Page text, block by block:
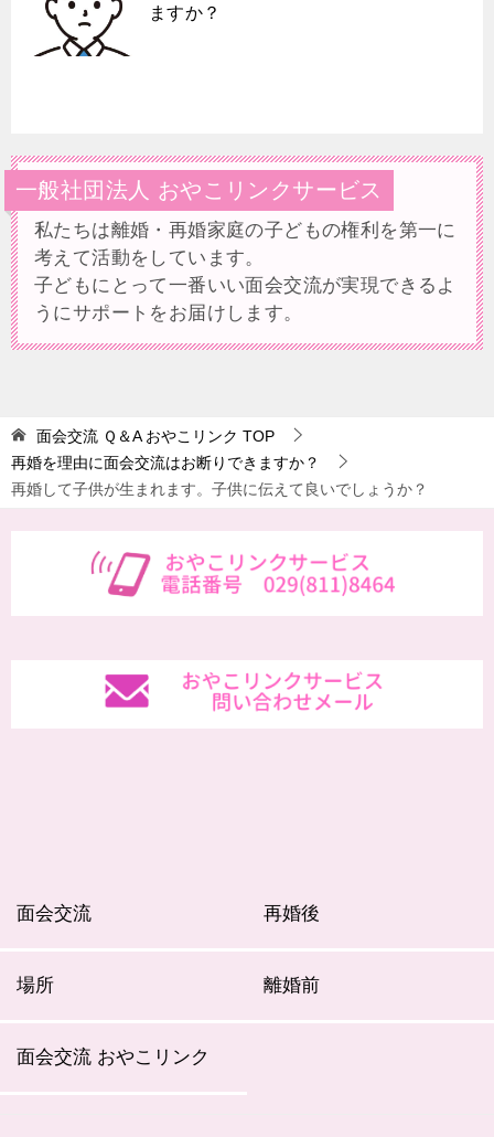
ますか？
一般社団法人 おやこリンクサービス
私たちは離婚・再婚家庭の子どもの権利を第一に
考えて活動をしています。
子どもにとって一番いい面会交流が実現できるよ
うにサポートをお届けします。
面会交流 Ｑ＆A おやこリンク TOP
再婚を理由に面会交流はお断りできますか？
再婚して子供が生まれます。子供に伝えて良いでしょうか？
面会交流 再婚後
場所 離婚前
面会交流 おやこリンク